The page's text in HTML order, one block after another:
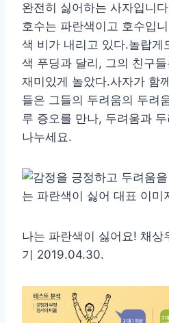
완전히 싫어하는 사자입니
호수는 파란색이고 호수입
색 비가 내리고 있다.놀랍게
색 푸딩과 달리, 그의 친구
재미있게 놀았다.사자가 함
들은 그들의 두려움의 두려
루 증오를 만나, 두려움과
나누세요.
나는 파란색이 싫어요! 채상
기 2019.04.30.